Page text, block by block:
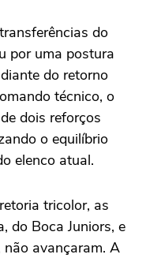
do
por uma postura
do retorno
técnico, o
dois reforços
o equilíbrio
elenco atual.
tricolor, as
do Boca Juniors, e
não avançaram. A